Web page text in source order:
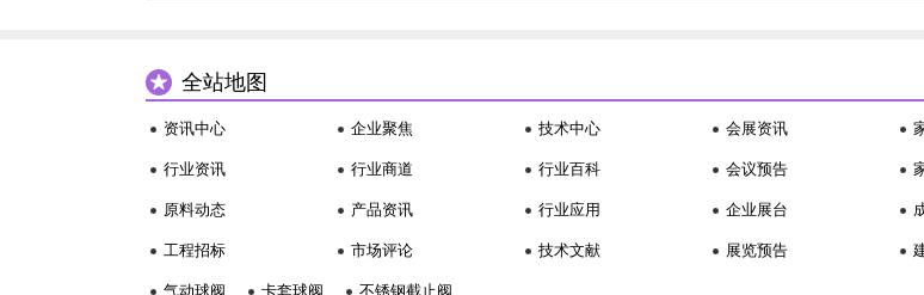
全站地图
资讯中心
行业资讯
原料动态
工程招标
企业聚焦
行业商道
产品资讯
市场评论
技术中心
行业百科
行业应用
技术文献
会展资讯
会议预告
企业展台
展览预告
气动球阀 卡套球阀 不锈钢截止阀